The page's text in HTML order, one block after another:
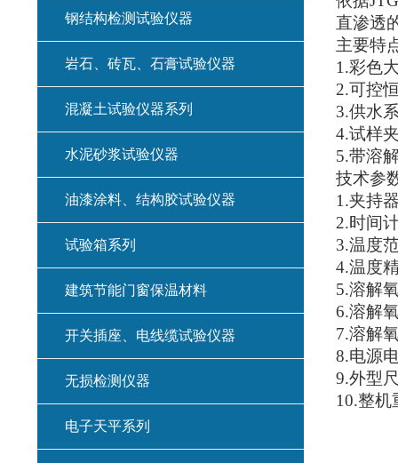
直渗透
主要特
1.彩色
2.可控
3.供水
4.试样
5.带溶
技术参
1.夹持
2.时间
3.温度
4.温度
5.溶解
6.溶解
7.溶解
8.电源
9.外型
10.整机
钢结构检测试验仪器
岩石、砖瓦、石膏试验仪器
混凝土试验仪器系列
水泥砂浆试验仪器
油漆涂料、结构胶试验仪器
试验箱系列
建筑节能门窗保温材料
开关插座、电线缆试验仪器
无损检测仪器
电子天平系列